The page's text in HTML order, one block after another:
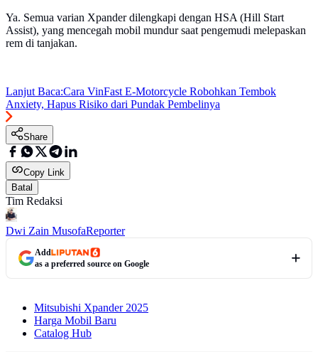
Ya. Semua varian Xpander dilengkapi dengan HSA (Hill Start
Assist), yang mencegah mobil mundur saat pengemudi melepaskan
rem di tanjakan.
Lanjut Baca:Cara VinFast E-Motorcycle Robohkan Tembok
Anxiety, Hapus Risiko dari Pundak Pembelinya
Share
Copy Link
Batal
Tim Redaksi
Dwi Zain MusofaReporter
Add
as a preferred source on Google
Mitsubishi Xpander 2025
Harga Mobil Baru
Catalog Hub